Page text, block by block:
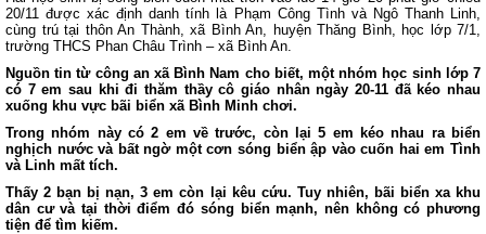
20/11 được xác định danh tính là Phạm Công Tình và Ngô Thanh Linh,
cùng trú tại thôn An Thành, xã Bình An, huyện Thăng Bình, học lớp 7/1,
trường THCS Phan Châu Trình – xã Bình An.
Nguồn tin từ công an xã Bình Nam cho biết, một nhóm học sinh lớp 7
có 7 em sau khi đi thăm thầy cô giáo nhân ngày 20-11 đã kéo nhau
xuống khu vực bãi biển xã Bình Minh chơi.
Trong nhóm này có 2 em về trước, còn lại 5 em kéo nhau ra biển
nghịch nước và bất ngờ một cơn sóng biển ập vào cuốn hai em Tình
và Linh mất tích.
Thấy 2 bạn bị nạn, 3 em còn lại kêu cứu. Tuy nhiên, bãi biển xa khu
dân cư và tại thời điểm đó sóng biển mạnh, nên không có phương
tiện để tìm kiếm.